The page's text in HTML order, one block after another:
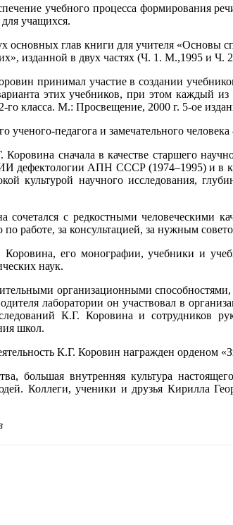
учебного процесса формиро­вания
учащихся.
основных глав книги для учителя «Основы
изданной в двух частях (Ч. 1. М.,1995 и Ч.
принимал участие в создании
этих учебников, при этом каждый
го класса. М.: Просвещение, 2000 г. 5-ое
педагога и замечательного
Коровина сначала в качестве старшего
дефектологии АПН СССР (1974–1995) и в
культурой научного исследования,
сочетался с редкостными человеческими
работе, за консультацией, за нужным
его монографии, учебники и
наук.
организационными
лаборатории он участвовал в
К.Г. Коровина и сотрудников
школ.
К.Г. Коровин награжден орденом
большая внутренняя культура
Коллеги, ученики и друзья Кирилла